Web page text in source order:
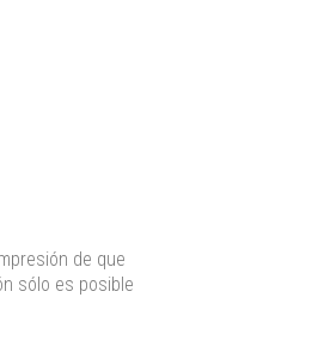
de que
sólo es posible